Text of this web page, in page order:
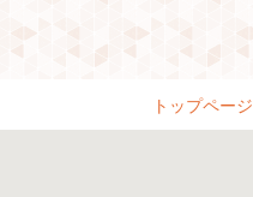
トップページ